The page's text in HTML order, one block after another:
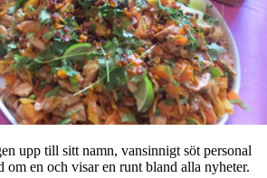
upp till sitt namn, vansinnigt söt personal
om en och visar en runt bland alla nyheter.